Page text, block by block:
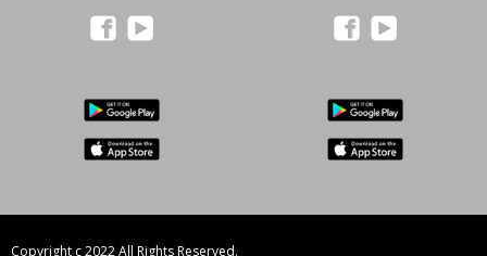
Copyright c 2022 All Rights Reserved.